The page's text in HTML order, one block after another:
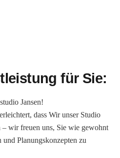
für Sie:
Jansen!
dass Wir unser Studio
wir freuen uns, Sie wie gewohnt
Planungskonzepten zu